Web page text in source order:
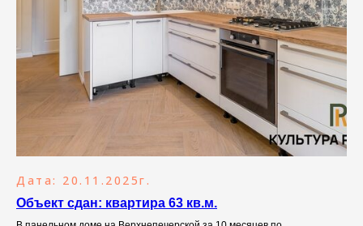
Дата: 20.11.2025г.
Объект сдан: квартира 63 кв.м.